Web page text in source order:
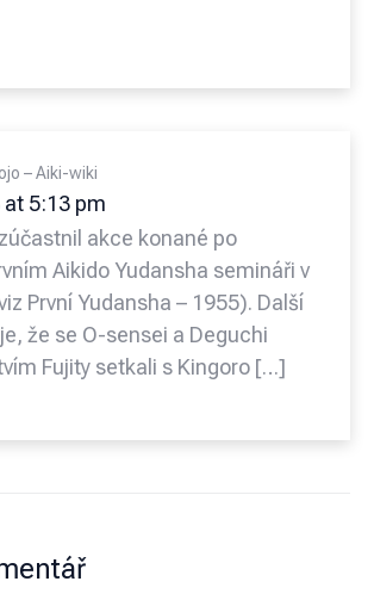
– Aiki-wiki
5:13 pm
akce konané po
Aikido Yudansha semináři v
První Yudansha – 1955). Další
že se O-sensei a Deguchi
Fujity setkali s Kingoro […]